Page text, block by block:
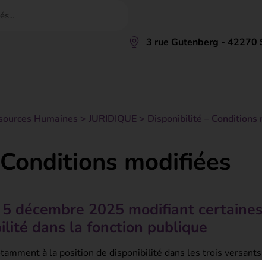
3 rue Gutenberg - 42270
Humaines > JURIDIQUE > Disponibilité – Conditions
modifiées
décembre 2025 modifiant certaines
dans la fonction publique
à la position de disponibilité dans les trois